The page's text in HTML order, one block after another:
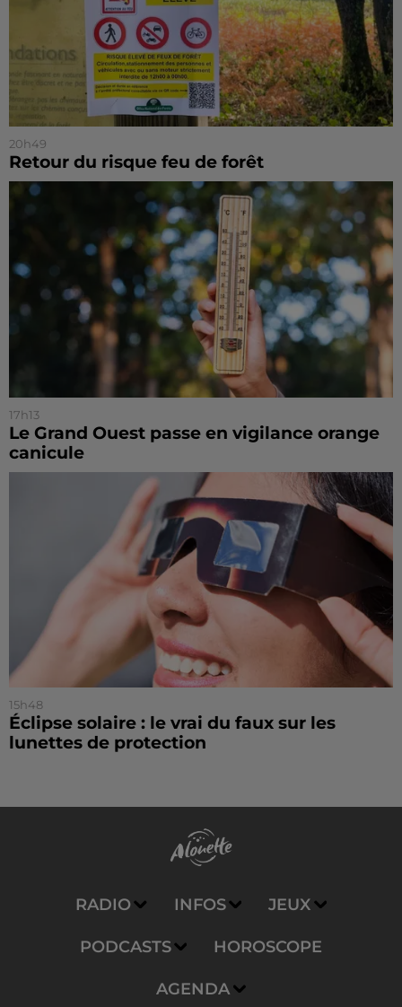
20h49
Retour du risque feu de forêt
17h13
Le Grand Ouest passe en vigilance orange
canicule
15h48
Éclipse solaire : le vrai du faux sur les
lunettes de protection
RADIO INFOS JEUX
PODCASTS HOROSCOPE
AGENDA